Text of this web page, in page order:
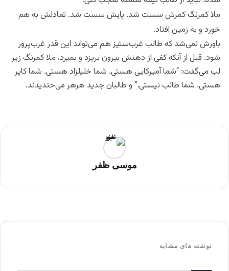
ملا کمرنگ کمرش سست شد. پایش سست شد. تعادلش به هم
خورد و به زمین افتاد.
باورش نمی‌شد که طالب غرب‌ستیز هم می‌تواند این قدر غرب‌پرور
شود. قبل از آنکه کفی از دهنش بیرون بریزد و بمیرد، ملا کمرنگ زیر
لب می‌گفت: “شما آمیرکایی هستی. شما خلیلزاد هستی. شما کاپر
هستی. شما طالب نیستی.” و طالبان جدید هرهر می‌خندیدند.
موسی ظفر
نوشته های مشابه